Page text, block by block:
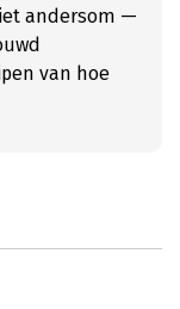
andersom —
van hoe